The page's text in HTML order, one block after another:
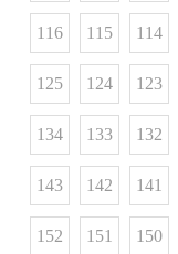
114
115
116
123
124
125
132
133
134
141
142
143
150
151
152